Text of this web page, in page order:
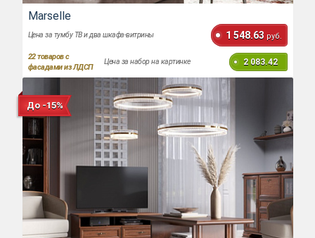
Marselle
Цена за тумбу ТВ и два шкафа-витрины 1 548.63 руб.
22товаров с
фасадами из ЛДСП
Цена за набор на картинке 2 083.42
До -15%